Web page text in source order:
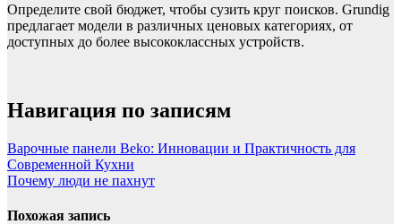
Определите свой бюджет, чтобы сузить круг поисков. Grundig
предлагает модели в различных ценовых категориях, от
доступных до более высококлассных устройств.
Навигация по записям
Варочные панели Beko: Инновации и Практичность для
Современной Кухни
Почему люди не пахнут
Похожая запись